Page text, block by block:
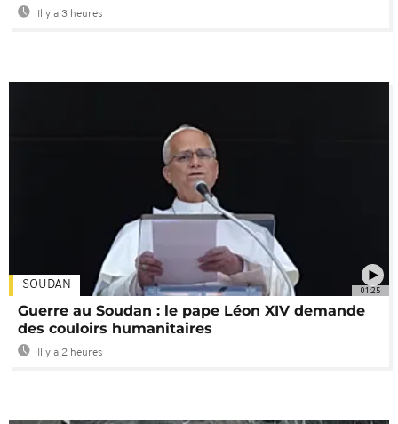
Il y a 3 heures
01:25
SOUDAN
Guerre au Soudan : le pape Léon XIV demande
des couloirs humanitaires
Il y a 2 heures